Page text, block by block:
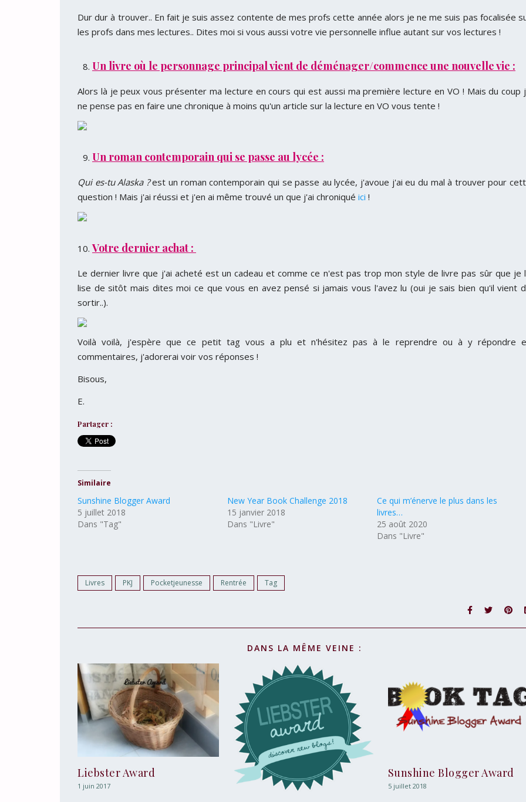
Dur dur à trouver.. En fait je suis assez contente de mes profs cette année alors je ne me suis pas focalisée
les profs dans mes lectures.. Dites moi si vous aussi votre vie personnelle influe autant sur vos lectures !
Un livre où le personnage principal vient de déménager/commence une nouvelle vie :
Alors là je peux vous présenter ma lecture en cours qui est aussi ma première lecture en VO ! Mais du coup
ne pense pas en faire une chronique à moins qu'un article sur la lecture en VO vous tente !
Un roman contemporain qui se passe au lycée :
Qui es-tu Alaska ?est un roman contemporain qui se passe au lycée, j'avoue j'ai eu du mal à trouver pour
question ! Mais j'ai réussi et j'en ai même trouvé un que j'ai chroniqué ici !
Votre dernier achat :
Le dernier livre que j'ai acheté est un cadeau et comme ce n'est pas trop mon style de livre pas sûr que je
lise de sitôt mais dites moi ce que vous en avez pensé si jamais vous l'avez lu (oui je sais bien qu'il vient
sortir..).
Voilà voilà, j'espère que ce petit tag vous a plu et n'hésitez pas à le reprendre ou à y répondre
commentaires, j'adorerai voir vos réponses !
Bisous,
E.
Partager :
Similaire
Sunshine Blogger Award
5 juillet 2018
Dans "Tag"
New Year Book Challenge 2018
15 janvier 2018
Dans "Livre"
Ce qui m’énerve le plus dans les
livres…
25 août 2020
Dans "Livre"
Livres PKJ Pocketjeunesse Rentrée Tag
DANS LA MÊME VEINE :
Liebster Award
1 juin 2017
Sunshine Blogger Award
5 juillet 2018